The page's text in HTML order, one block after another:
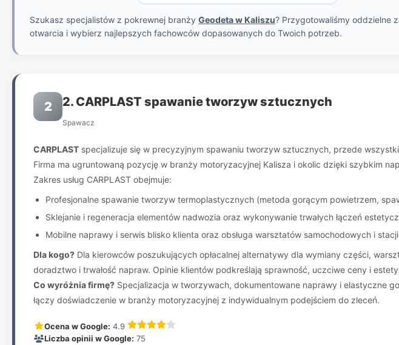
Szukasz specjalistów z pokrewnej branży Geodeta w Kaliszu? Przygotowaliśmy oddzielne
otwarcia i wybierz najlepszych fachowców dopasowanych do Twoich potrzeb.
2 2. CARPLAST spawanie tworzyw sztucznych
Spawacz
CARPLAST specjalizuje się w precyzyjnym spawaniu tworzyw sztucznych, przede
Firma ma ugruntowaną pozycję w branży motoryzacyjnej Kalisza i okolic dzięki szybkim
Zakres usług CARPLAST obejmuje:
Profesjonalne spawanie tworzyw termoplastycznych (metoda gorącym powietrzem,
Sklejanie i regeneracja elementów nadwozia oraz wykonywanie trwałych łączeń
Mobilne naprawy i serwis blisko klienta oraz obsługa warsztatów samochodowych i
Dla kogo? Dla kierowców poszukujących opłacalnej alternatywy dla wymiany części,
doradztwo i trwałość napraw. Opinie klientów podkreślają sprawność, uczciwe ceny i
Co wyróżnia firmę? Specjalizacja w tworzywach, dokumentowane naprawy i elastyczne
łączy doświadczenie w branży motoryzacyjnej z indywidualnym podejściem do zleceń.
Ocena w Google: 4.9
Liczba opinii w Google: 75